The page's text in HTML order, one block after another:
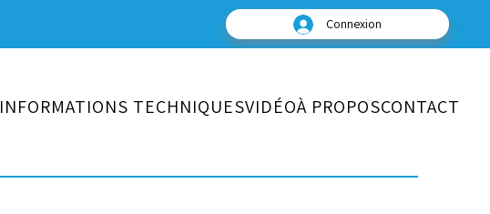
Connexion
INFORMATIONS TECHNIQUESVIDÉOÀ PROPOSCONTACT